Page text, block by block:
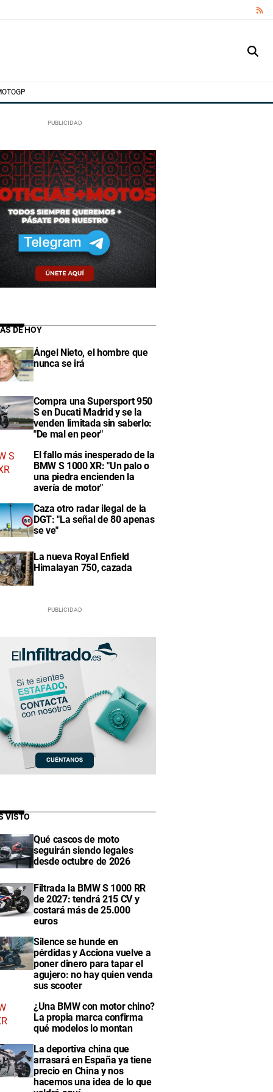
DE HOY
Ángel Nieto, el hombre que
nunca se irá
Compra una Supersport 950
S en Ducati Madrid y se la
venden limitada sin saberlo:
"De mal en peor"
El fallo más inesperado de la
BMW S 1000 XR: "Un palo o
una piedra encienden la
avería de motor"
Caza otro radar ilegal de la
DGT: "La señal de 80 apenas
se ve"
La nueva Royal Enfield
Himalayan 750, cazada
VISTO
Qué cascos de moto
seguirán siendo legales
desde octubre de 2026
Filtrada la BMW S 1000 RR
de 2027: tendrá 215 CV y
costará más de 25.000
euros
Silence se hunde en
pérdidas y Acciona vuelve a
poner dinero para tapar el
agujero: no hay quien venda
sus scooter
¿Una BMW con motor chino?
La propia marca confirma
qué modelos lo montan
La deportiva china que
arrasará en España ya tiene
precio en China y nos
hacemos una idea de lo que